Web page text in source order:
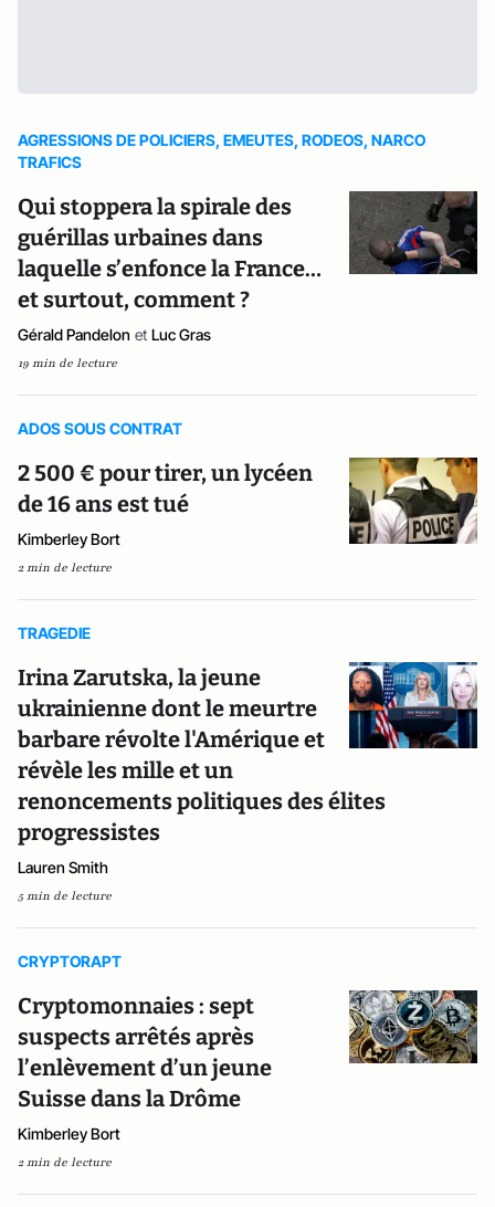
AGRESSIONS DE POLICIERS, EMEUTES, RODEOS, NARCO
TRAFICS
Qui stoppera la spirale des
guérillas urbaines dans
laquelle s’enfonce la France…
et surtout, comment ?
Gérald Pandelon et Luc Gras
19 min de lecture
ADOS SOUS CONTRAT
2 500 € pour tirer, un lycéen
de 16 ans est tué
Kimberley Bort
2 min de lecture
TRAGEDIE
Irina Zarutska, la jeune
ukrainienne dont le meurtre
barbare révolte l'Amérique et
révèle les mille et un
renoncements politiques des élites
progressistes
Lauren Smith
5 min de lecture
CRYPTORAPT
Cryptomonnaies : sept
suspects arrêtés après
l’enlèvement d’un jeune
Suisse dans la Drôme
Kimberley Bort
2 min de lecture